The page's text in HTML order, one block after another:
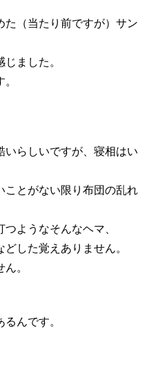
た（当たり前ですが）サン
ました。
いらしいですが、寝相はい
ことがない限り布団の乱れ
ようなそんなヘマ、
した覚えありません。
。
んです。